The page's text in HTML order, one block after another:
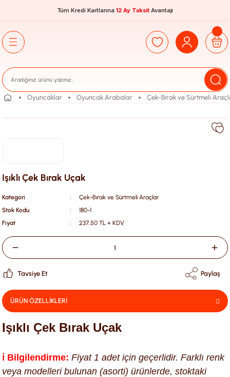
Tüm Kredi Kartlarına 12 Ay Taksit Avantajı
Oyuncaklar Oyuncak Arabalar Çek-Bırak ve Sürtmeli
Işıklı Çek Bırak Uçak
Kategori
Çek-Bırak ve Sürtmeli Araçlar
Stok Kodu
180-1
Fiyat
237,50 TL + KDV
Tavsiye Et Paylaş
ÜRÜN ÖZELLİKLERİ
Işıklı Çek Bırak Uçak
ℹ️ Bilgilendirme: Fiyat 1 adet için geçerlidir. Farklı renk
veya modelleri bulunan (asorti) ürünlerde, stoktaki